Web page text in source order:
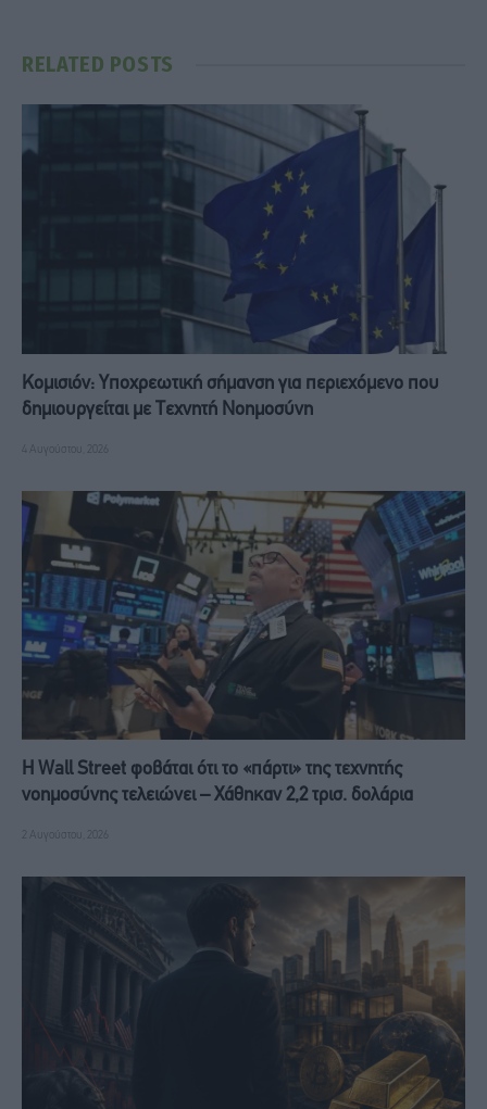
RELATED POSTS
Κομισιόν: Υποχρεωτική σήμανση για περιεχόμενο που
δημιουργείται με Τεχνητή Νοημοσύνη
4 Αυγούστου, 2026
Η Wall Street φοβάται ότι το «πάρτι» της τεχνητής
νοημοσύνης τελειώνει – Χάθηκαν 2,2 τρισ. δολάρια
2 Αυγούστου, 2026